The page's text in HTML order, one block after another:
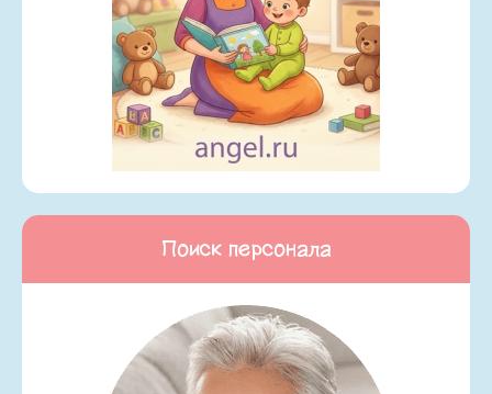
Поиск персонала